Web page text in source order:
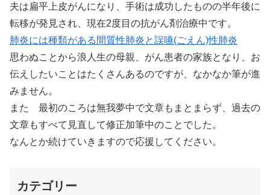
夫は扁平上皮がんになり、手術は成功したものの半年後に
転移が発見され、現在2度目の抗がん剤治療中です。
肺炎には種類がある間質性肺炎と誤嚥(ごえん)性肺炎
思わぬことから浪人生の母親、がん患者の家族となり、お
伝えしたいことはたくさんあるのですが、なかなか筆が進
みません。
また 最初のころは無我夢中で文章もまとまらず、過去の
文章もすべて見直して修正加筆中のことでした。
なんとか続けていきますので応援してください。
カテゴリー